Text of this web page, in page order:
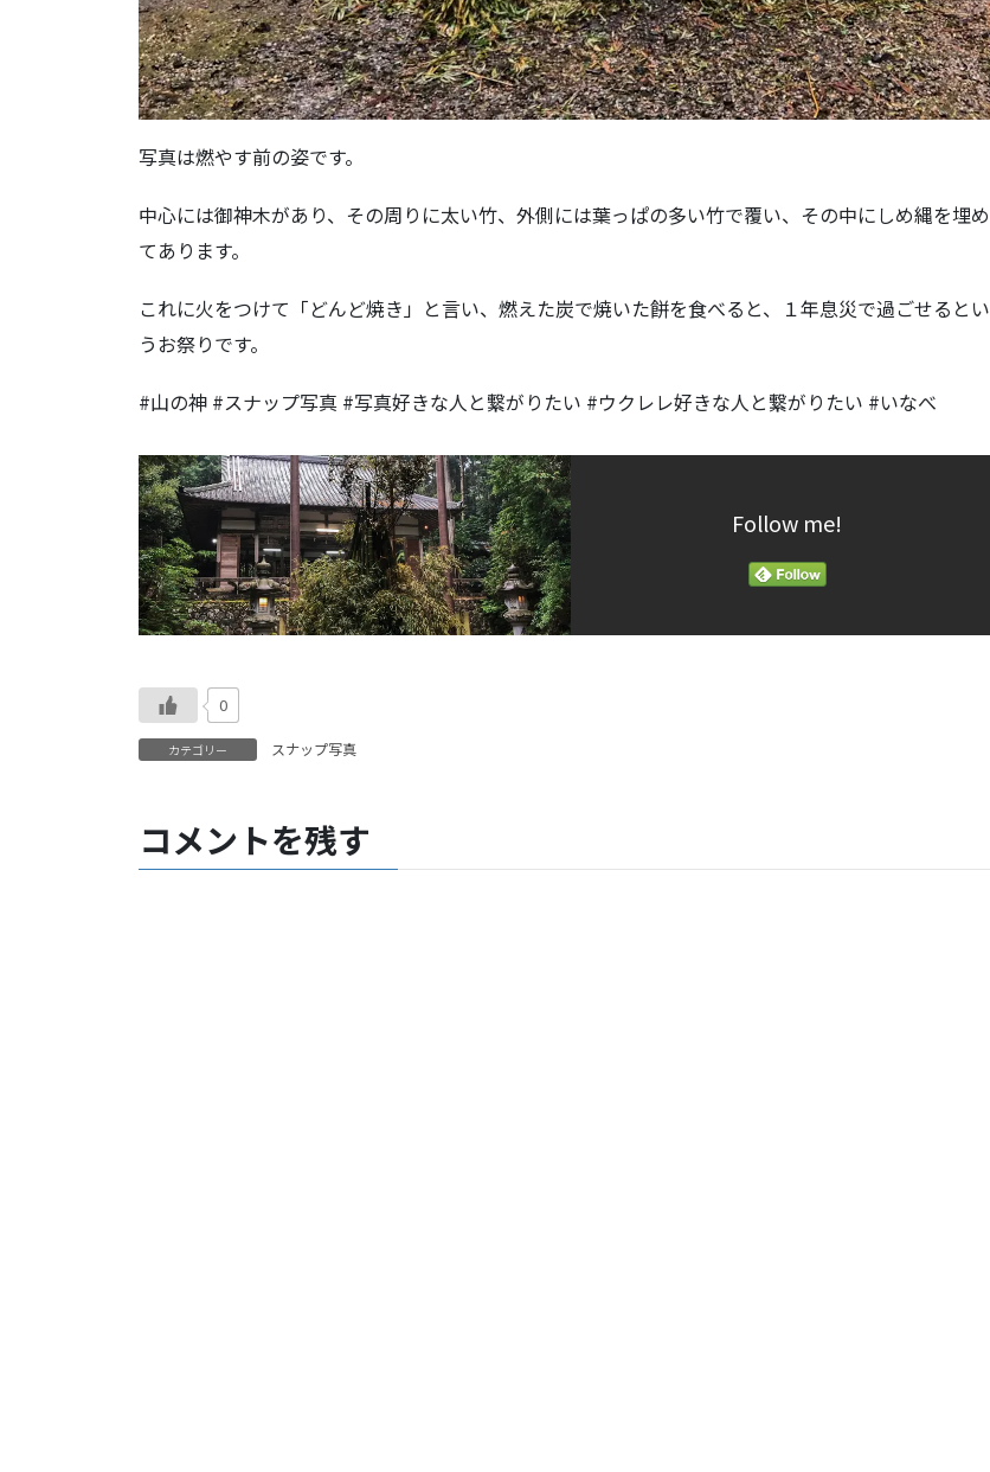
写真は燃やす前の姿です。
中心には御神木があり、その周りに太い竹、外側には葉っぱの多い竹で覆い、その中にしめ縄を埋め
てあります。
これに火をつけて「どんど焼き」と言い、燃えた炭で焼いた餅を食べると、１年息災で過ごせるとい
うお祭りです。
#山の神 #スナップ写真 #写真好きな人と繋がりたい #ウクレレ好きな人と繋がりたい #いなべ
Follow me!
0
カテゴリー スナップ写真
コメントを残す